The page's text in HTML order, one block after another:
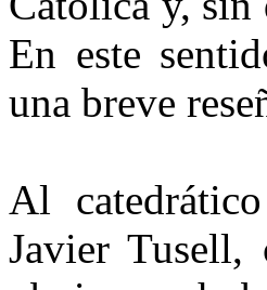
En este
una breve
Al
Javier Tusell,